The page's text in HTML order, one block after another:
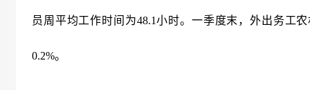
员周平均工作时间为48.1小时。一季度末，外出务工
0.2%。